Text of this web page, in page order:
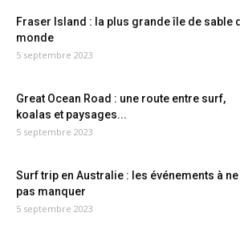
Fraser Island : la plus grande île de sable
monde
5 septembre 2023
Great Ocean Road : une route entre surf,
koalas et paysages...
5 septembre 2023
Surf trip en Australie : les événements à ne
pas manquer
5 septembre 2023